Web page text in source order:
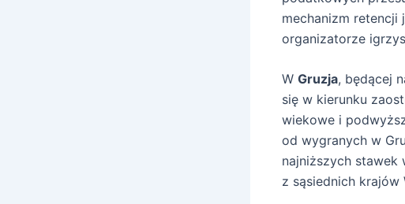
mechanizm
organizatorze
W Gruzja, będącej
się w kierunku
wiekowe i
od wygranych w
najniższych stawek
z sąsiednich krajów